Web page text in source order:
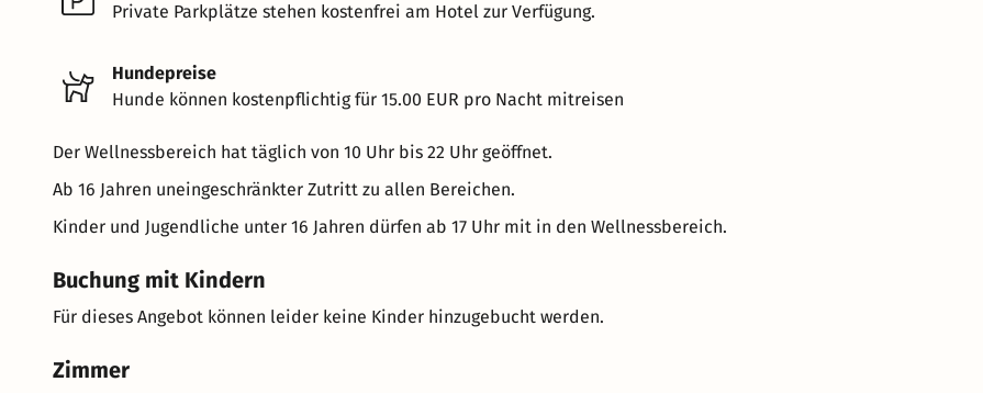
Private Parkplätze stehen kostenfrei am Hotel zur Verfügung.
Hundepreise
Hunde können kostenpflichtig für 15.00 EUR pro Nacht mitreisen
Der Wellnessbereich hat täglich von 10 Uhr bis 22 Uhr geöffnet.
Ab 16 Jahren uneingeschränkter Zutritt zu allen Bereichen.
Kinder und Jugendliche unter 16 Jahren dürfen ab 17 Uhr mit in den Wellnessbereich.
Buchung mit Kindern
Für dieses Angebot können leider keine Kinder hinzugebucht werden.
Zimmer